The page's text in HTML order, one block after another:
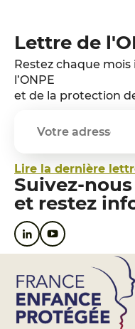
Lettre de
Restez chaque
l’ONPE
et de la protection
Lire la dernière
Suivez-nous
et restez